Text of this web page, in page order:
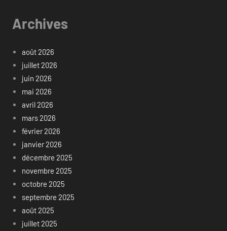
Archives
août 2026
juillet 2026
juin 2026
mai 2026
avril 2026
mars 2026
février 2026
janvier 2026
décembre 2025
novembre 2025
octobre 2025
septembre 2025
août 2025
juillet 2025